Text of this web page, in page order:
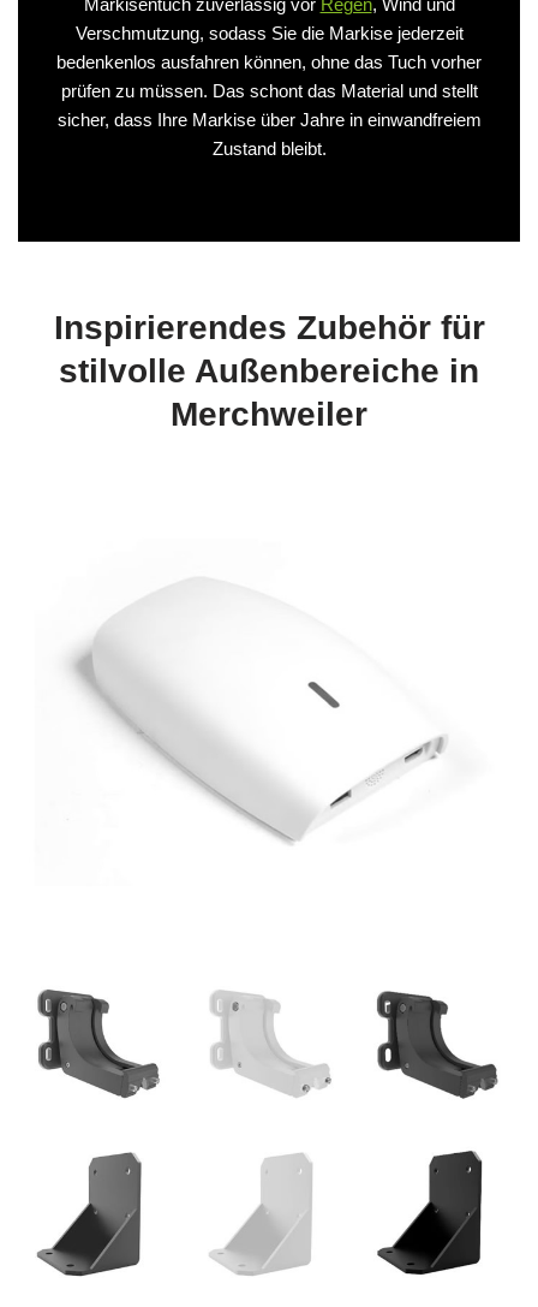
Verschmutzung, sodass Sie die Markise jederzeit
bedenkenlos ausfahren können, ohne das Tuch vorher
prüfen zu müssen. Das schont das Material und stellt
sicher, dass Ihre Markise über Jahre in einwandfreiem
Zustand bleibt.
Inspirierendes Zubehör für
stilvolle Außenbereiche in
Merchweiler